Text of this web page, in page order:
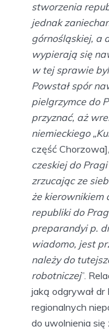
stworzenia
jednak
górnośląskiej, a
wypierają się
w tej sprawie
Powstał spór
pielgrzymce do
przyznać, aż
niemieckiego
część Chorzowa]
czeskiej do
zrzucając ze
że kierownikiem
republiki do
preparandyi p.
wiadomo, jest
należy do
robotniczej”.
jaką odgrywał dr
regionalnych
do uwolnienia